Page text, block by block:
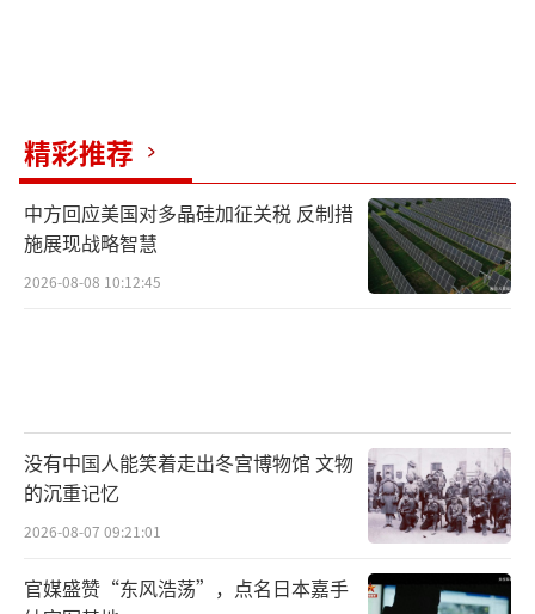
精彩推荐
中方回应美国对多晶硅加征关税 反制措
施展现战略智慧
2026-08-08 10:12:45
没有中国人能笑着走出冬宫博物馆 文物
的沉重记忆
2026-08-07 09:21:01
官媒盛赞“东风浩荡”，点名日本嘉手